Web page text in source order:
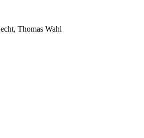
Thomas Wahl